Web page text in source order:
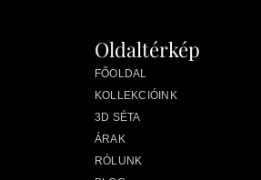
Oldaltérkép
FŐOLDAL
KOLLEKCIÓINK
3D SÉTA
ÁRAK
RÓLUNK